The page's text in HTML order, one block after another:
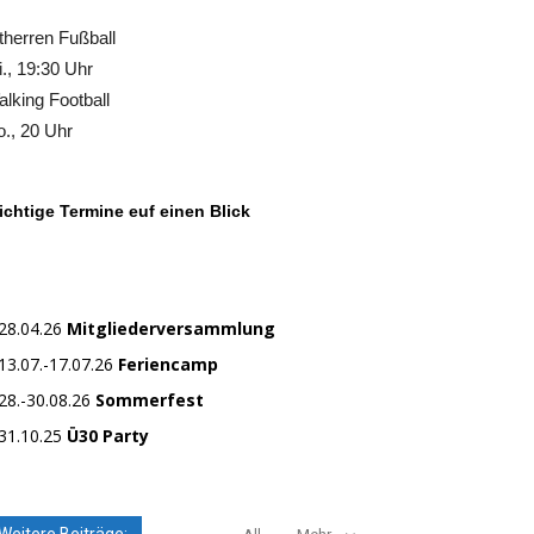
Fußball
19:30 Uhr
Football
20 Uhr
Termine euf einen Blick
28.04.26 Mitgliederversammlung
13.07.-17.07.26 Feriencamp
28.-30.08.26 Sommerfest
Ü30 Party